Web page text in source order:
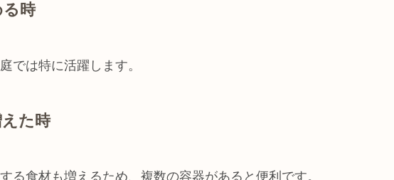
時
では特に活躍します。
た時
る食材も増えるため、複数の容器があると便利です。